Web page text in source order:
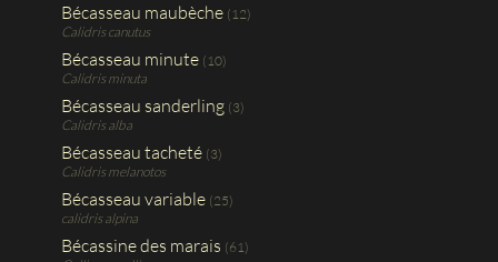
Bécasseau maubèche (12)
Calidris canutus
Bécasseau minute (10)
Calidris minuta
Bécasseau sanderling (3)
Calidris alba
Bécasseau tacheté (3)
Calidris melanotos
Bécasseau variable (25)
calidris alpina
Bécassine des marais (61)